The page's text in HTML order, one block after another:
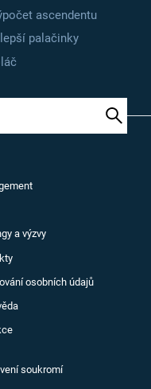
ascendentu
palačinky
a výzvy
osobních údajů
soukromí